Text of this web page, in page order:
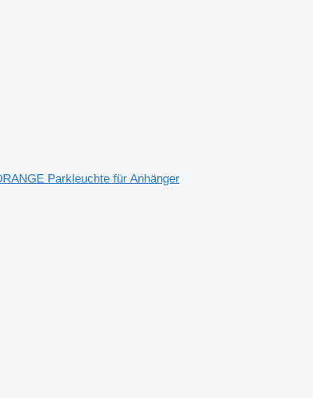
Parkleuchte für Anhänger